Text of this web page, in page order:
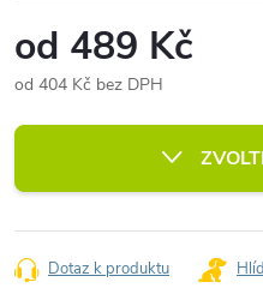
od 489 Kč
od 404 Kč bez DPH
cena:
Dotaz k produktu